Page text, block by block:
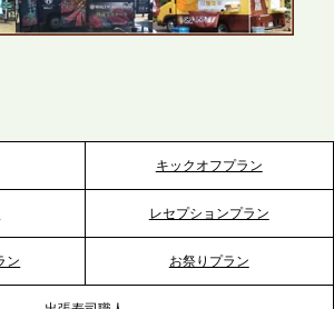
のご案内｜ケータリングのセカンド
キックオフプラン
レセプションプラン
ン お祭りプラン